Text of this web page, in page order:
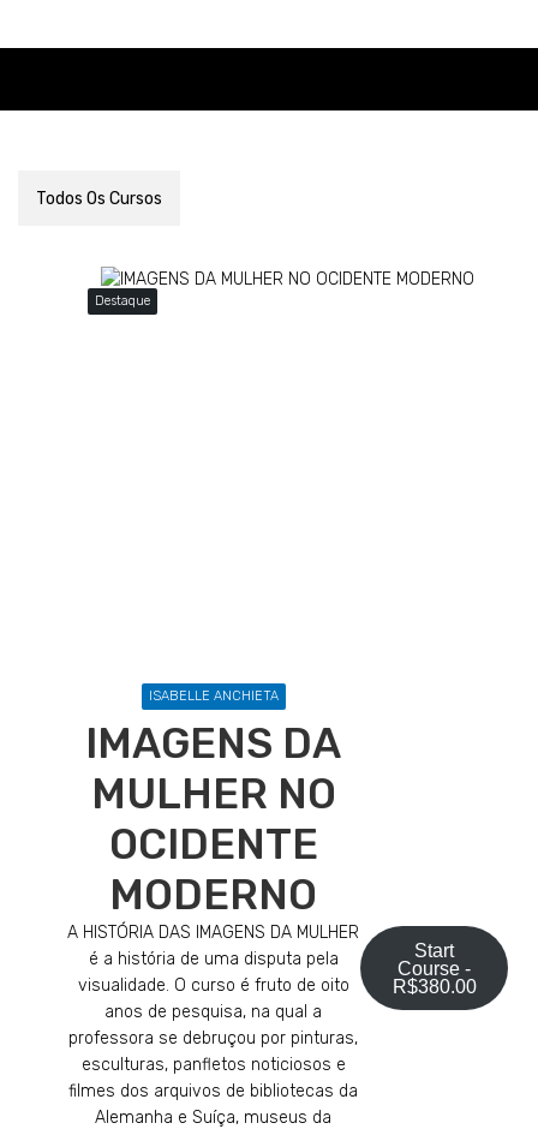
Destaque
ISABELLE ANCHIETA
IMAGENS DA
MULHER NO
OCIDENTE
MODERNO
A HISTÓRIA DAS IMAGENS DA MULHER
é a história de uma disputa pela
visualidade. O curso é fruto de oito
anos de pesquisa, na qual a
professora se debruçou por pinturas,
esculturas, panfletos noticiosos e
filmes dos arquivos de bibliotecas da
Alemanha e Suíça, museus da
Start
Course -
R$380.00